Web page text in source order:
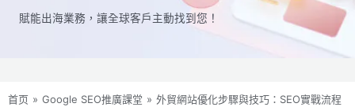
賦能出海業務，讓全球​​客戶主動找到您！
首页 » Google SEO推廣課堂 » 外貿網站優化步驟與技巧：SEO實戰流程